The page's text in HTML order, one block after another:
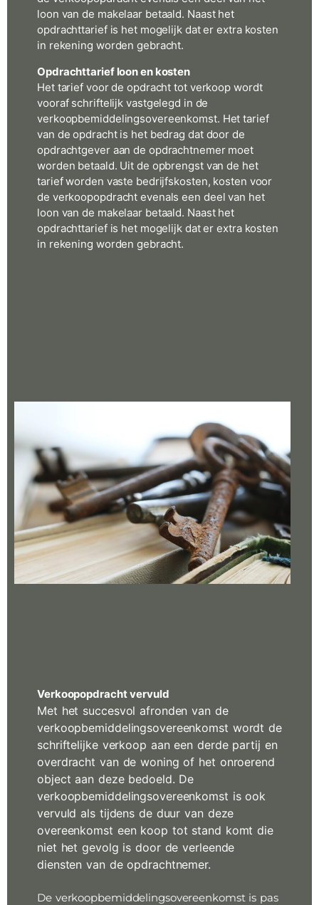
loon van de makelaar betaald. Naast het
opdrachttarief is het mogelijk dat er extra kosten
in rekening worden gebracht.
Opdrachttarief loon en kosten
Het tarief voor de opdracht tot verkoop wordt
vooraf schriftelijk vastgelegd in de
verkoopbemiddelingsovereenkomst. Het tarief
van de opdracht is het bedrag dat door de
opdrachtgever aan de opdrachtnemer moet
worden betaald. Uit de opbrengst van de het
tarief worden vaste bedrijfskosten, kosten voor
de verkoopopdracht evenals een deel van het
loon van de makelaar betaald. Naast het
opdrachttarief is het mogelijk dat er extra kosten
in rekening worden gebracht.
Verkoopopdracht vervuld
Met het succesvol afronden van de
verkoopbemiddelingsovereenkomst wordt de
schriftelijke verkoop aan een derde partij en
overdracht van de woning of het onroerend
object aan deze bedoeld. De
verkoopbemiddelingsovereenkomst is ook
vervuld als tijdens de duur van deze
overeenkomst een koop tot stand komt die
niet het gevolg is door de verleende
diensten van de opdrachtnemer.
De verkoopbemiddelingsovereenkomst is pas